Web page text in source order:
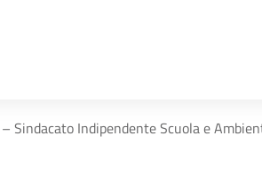
Sindacato Indipendente Scuola e